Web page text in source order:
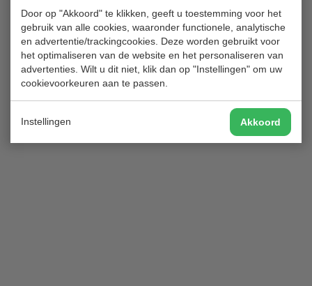
Door op "Akkoord" te klikken, geeft u toestemming voor het
gebruik van alle cookies, waaronder functionele, analytische
en advertentie/trackingcookies. Deze worden gebruikt voor
het optimaliseren van de website en het personaliseren van
advertenties. Wilt u dit niet, klik dan op "Instellingen" om uw
cookievoorkeuren aan te passen.
Instellingen Akkoord
secretariaat@golfclubhitland.nl